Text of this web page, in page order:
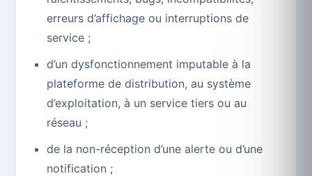
erreurs d’affichage ou interruptions de
service ;
d’un dysfonctionnement imputable à la
plateforme de distribution, au système
d’exploitation, à un service tiers ou au
réseau ;
de la non-réception d’une alerte ou d’une
notification ;